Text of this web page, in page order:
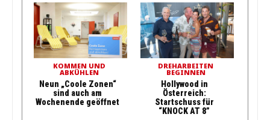
KOMMEN UND
ABKÜHLEN
Neun „Coole Zonen“
sind auch am
Wochenende geöffnet
DREHARBEITEN
BEGINNEN
Hollywood in
Österreich:
Startschuss für
“KNOCK AT 8”